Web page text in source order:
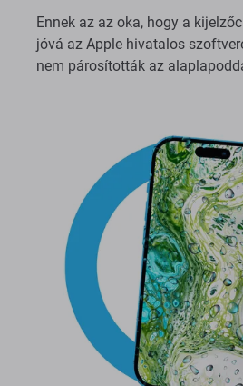
Ennek az az oka, hogy a
jóvá az Apple hivatalos
nem párosították az